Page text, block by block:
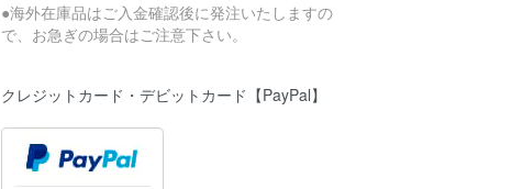
●海外在庫品はご入金確認後に発注いたしますの
で、お急ぎの場合はご注意下さい。
クレジットカード・デビットカード【PayPal】